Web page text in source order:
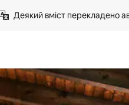
Деякий вміст перекладено